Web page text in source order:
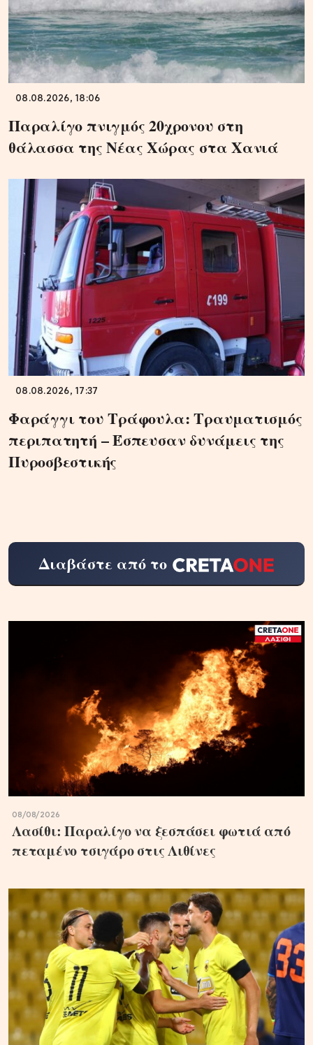
08.08.2026, 18:06
Παραλίγο πνιγμός 20χρονου στη
θάλασσα της Νέας Χώρας στα Χανιά
08.08.2026, 17:37
Φαράγγι του Τράφουλα: Τραυματισμός
περιπατητή – Έσπευσαν δυνάμεις της
Πυροσβεστικής
Διαβάστε από το
08/08/2026
Λασίθι: Παραλίγο να ξεσπάσει φωτιά από
πεταμένο τσιγάρο στις Λιθίνες